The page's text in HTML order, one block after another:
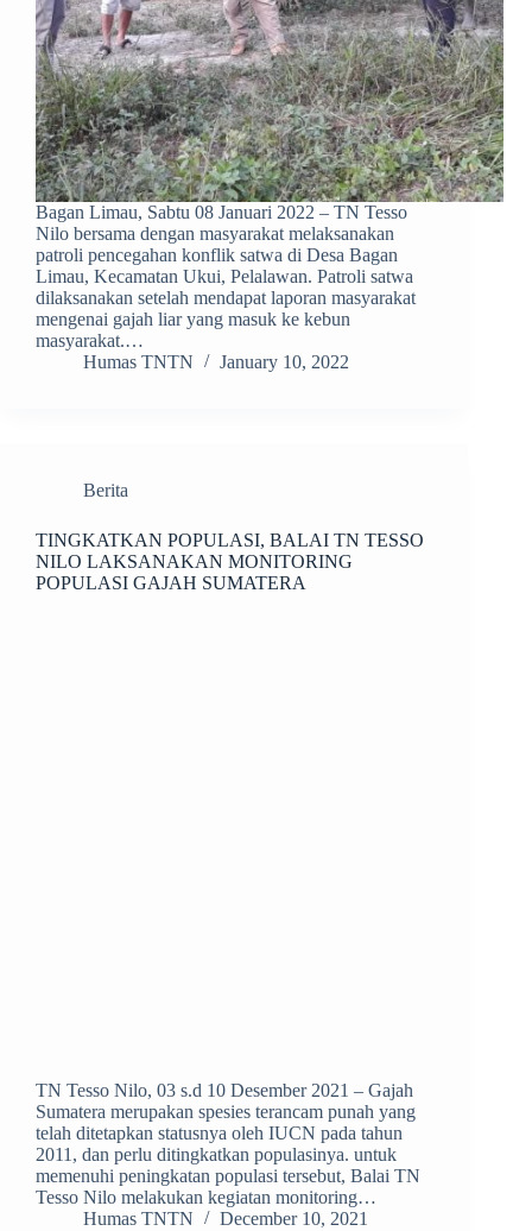
Bagan Limau, Sabtu 08 Januari 2022 – TN Tesso
Nilo bersama dengan masyarakat melaksanakan
patroli pencegahan konflik satwa di Desa Bagan
Limau, Kecamatan Ukui, Pelalawan. Patroli satwa
dilaksanakan setelah mendapat laporan masyarakat
mengenai gajah liar yang masuk ke kebun
masyarakat.…
Humas TNTN
January 10, 2022
Berita
TINGKATKAN POPULASI, BALAI TN TESSO
NILO LAKSANAKAN MONITORING
POPULASI GAJAH SUMATERA
TN Tesso Nilo, 03 s.d 10 Desember 2021 – Gajah
Sumatera merupakan spesies terancam punah yang
telah ditetapkan statusnya oleh IUCN pada tahun
2011, dan perlu ditingkatkan populasinya. untuk
memenuhi peningkatan populasi tersebut, Balai TN
Tesso Nilo melakukan kegiatan monitoring…
Humas TNTN
December 10, 2021